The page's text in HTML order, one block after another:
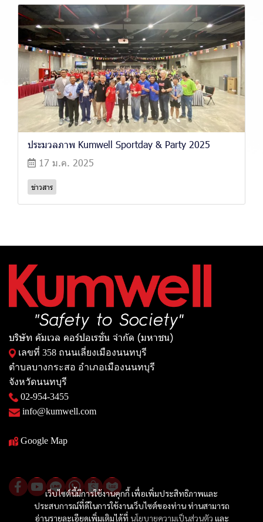
ประมวลภาพ Kumwell Sportday & Party 2025
17 ม.ค. 2025
ข่าวสาร
เว็บไซต์นี้มีการใช้งานคุกกี้ เพื่อเพิ่มประสิทธิภาพและ
ประสบการณ์ที่ดีในการใช้งานเว็บไซต์ของท่าน ท่านสามารถ
อ่านรายละเอียดเพิ่มเติมได้ที่ นโยบายความเป็นส่วนตัว และ
บริษัท คัมเวล คอร์ปอเรชั่น จำกัด (มหาชน)
เลขที่ 358 ถนนเลี่ยงเมืองนนทบุรี
ตำบลบางกระสอ อำเภอเมืองนนทบุรี
จังหวัดนนทบุรี
02-954-3455
info@kumwell.com
Google Map